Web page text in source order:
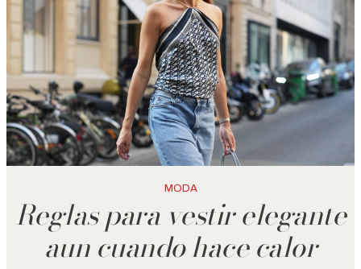
MODA
Reglas para vestir elegante
aun cuando hace calor